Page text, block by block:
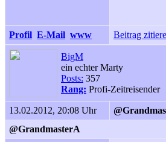
Profil E-Mail www Beitrag
BigM
ein echter Marty
Posts: 357
Rang: Profi-Zeitreisender
13.02.2012, 20:08 Uhr
@GrandmasterA